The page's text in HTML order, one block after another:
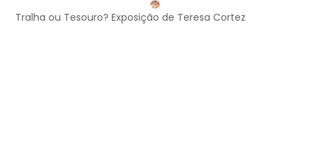
Tralha ou Tesouro? Exposição de Teresa Cortez